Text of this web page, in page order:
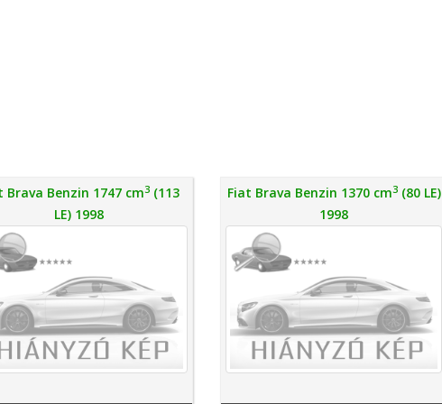
Brava Benzin 1747 cm3(113
LE) 1998
Fiat Brava Benzin 1370 cm3(80 LE)
1998